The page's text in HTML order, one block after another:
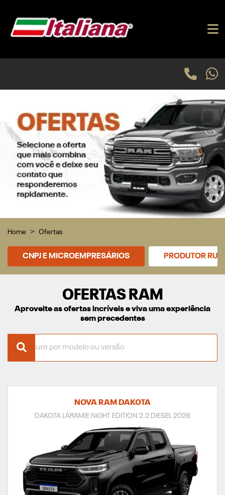
Home Ofertas
CNPJ E MICROEMPRESÁRIOS PRODUTOR
OFERTAS RAM
Aproveite as ofertas incríveis e viva uma experiência
sem precedentes
NOVA RAM DAKOTA
DAKOTA LARAMIE NIGHT EDITION 2.2 DIESEL 2026